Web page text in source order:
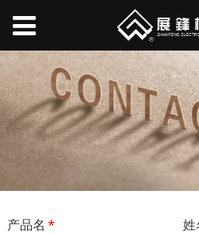
产品名 * 姓